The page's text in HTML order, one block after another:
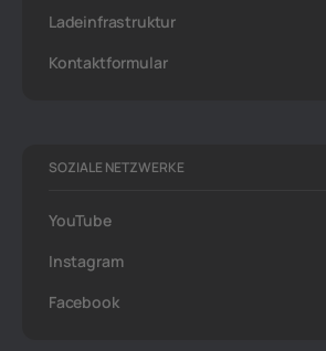
Ladeinfrastruktur
Kontaktformular
SOZIALE NETZWERKE
YouTube
Instagram
Facebook